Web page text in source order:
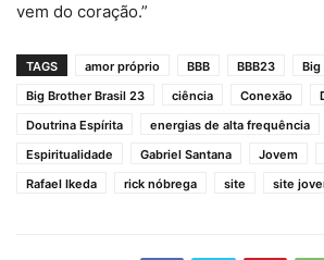
vem do coração.”
TAGS amor próprio BBB BBB23
Big
Big Brother Brasil 23
ciência Conexão
Doutrina Espírita
energias de alta frequência
Espiritualidade
Gabriel Santana Jovem
Rafael Ikeda
rick nóbrega site site